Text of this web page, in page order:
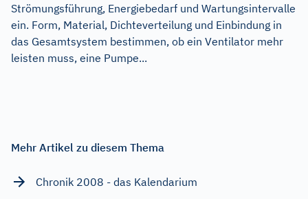
Strömungsführung, Energiebedarf und Wartungsintervalle
ein. Form, Material, Dichteverteilung und Einbindung in
das Gesamtsystem bestimmen, ob ein Ventilator mehr
leisten muss, eine Pumpe...
Mehr Artikel zu diesem Thema
Chronik 2008 - das Kalendarium